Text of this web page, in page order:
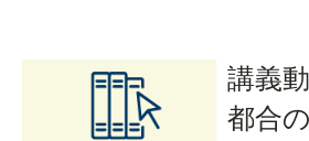
講義
都合